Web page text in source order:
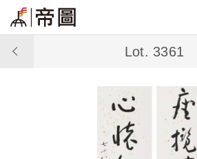
Lot. 3361